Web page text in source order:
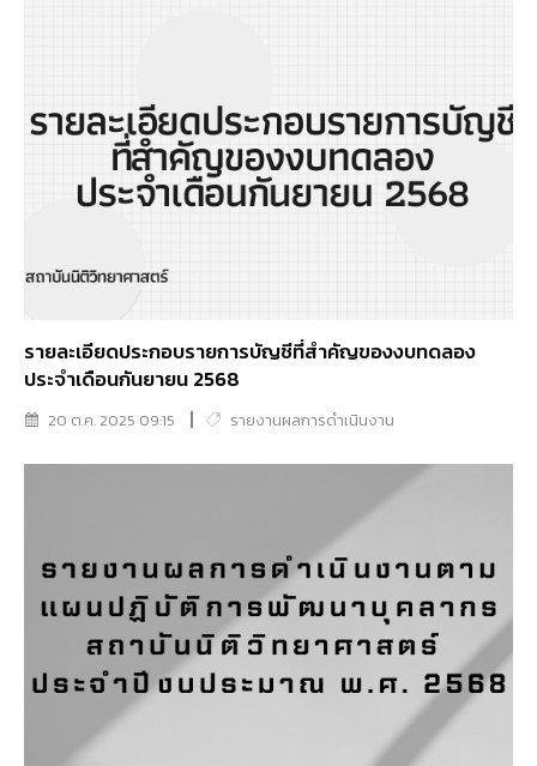
รายละเอียดประกอบรายการบัญชีที่สำคัญของงบทดลอง
ประจำเดือนกันยายน 2568
20 ต.ค. 2025 09:15 รายงานผลการดำเนินงาน